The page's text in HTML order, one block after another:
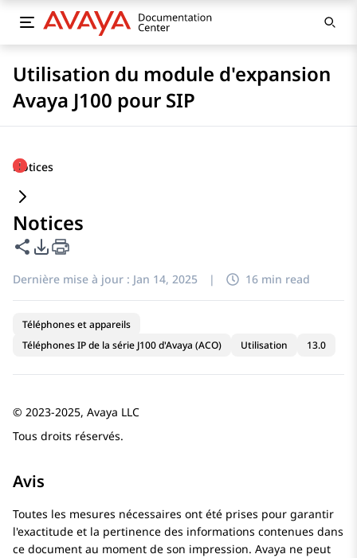
Utilisation du module d'expansion
Avaya J100 pour SIP
Notices
Notices
Partager cette page
Options d'exportation PDF
Dernière mise à jour : Jan 14, 2025 | 16 min read
Téléphones et appareils
Téléphones IP de la série J100 d'Avaya (ACO)
Utilisation 13.0
© 2023-2025, Avaya LLC
Tous droits réservés.
Avis
Toutes les mesures nécessaires ont été prises pour garantir
l'exactitude et la pertinence des informations contenues dans
ce document au moment de son impression. Avaya ne peut